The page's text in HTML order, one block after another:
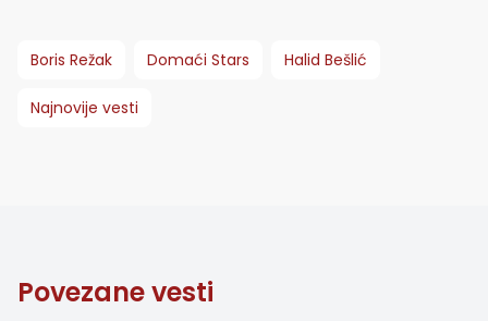
Boris Režak Domaći Stars Halid Bešlić
Najnovije vesti
Povezane vesti